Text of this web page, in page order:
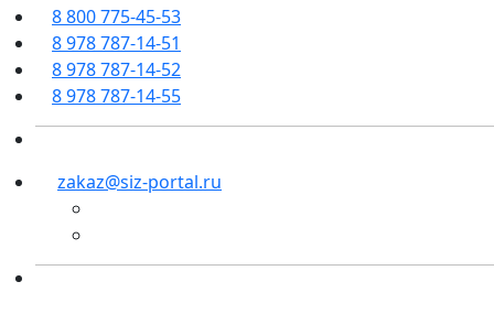
8 800 775-45-53
8 978 787-14-51
8 978 787-14-52
8 978 787-14-55
zakaz@siz-portal.ru